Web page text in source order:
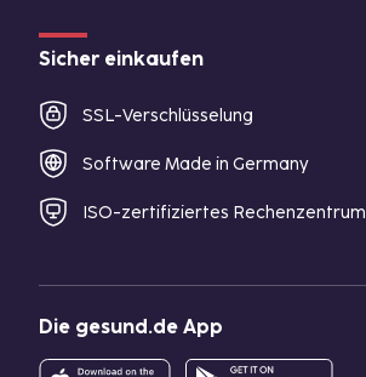
Sicher einkaufen
SSL-Verschlüsselung
Software Made in Germany
ISO-zertifiziertes Rechenzentrum
Die gesund.de App